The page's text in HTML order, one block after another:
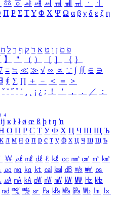
ㆅ ㆆ ㆇ ㆈ ㆉ ㆊ ㆋ ㆌ ㆍ
ㆎ
Π Ρ Σ ΤΥ Φ Χ Ψ Ω α β γ δ ε ζ η
פ ם ן ו ט א ר ק ף ך ל ח
】 ＂ （ ） ［ ］ ｛ ｝
≡ ≒ ≪ ≫ √ ∽ ∝ ∵ ∫ ∬ ∈ ∋
∮ ∑ ∏ ＋ － ＜ ＝
＞
ˇ ˘ ˝ ˚ ˙ ¸ ¡ ¿ ː ！ ＇ ， ． ／
：
₄
ĳ ĸ ŀ ł ø œ ß þ ŧ ŋ ŉ
О П Р С Т У Ф Х Ц Ч Ш Щ Ъ
к л м н о п р с т у ф х ц ч ш щ ъ
￦ ㎕ ㎖ ㎗ ℓ ㎘ ㏄ ㎣ ㎤ ㎥ ㎦
㎍ ㎎ ㎏ ㏏ ㎈ ㎉ ㏈ ㎧ ㎨ ㎰
㎂ ㎃ ㎄ ㎺ ㎻ ㎽ ㎾ ㎿ ㎐ ㎑
㎭ ㎮ ㎯ ㏛ ㎩ ㎪ ㎫ ㎬ ㏝ ㏐
㏓